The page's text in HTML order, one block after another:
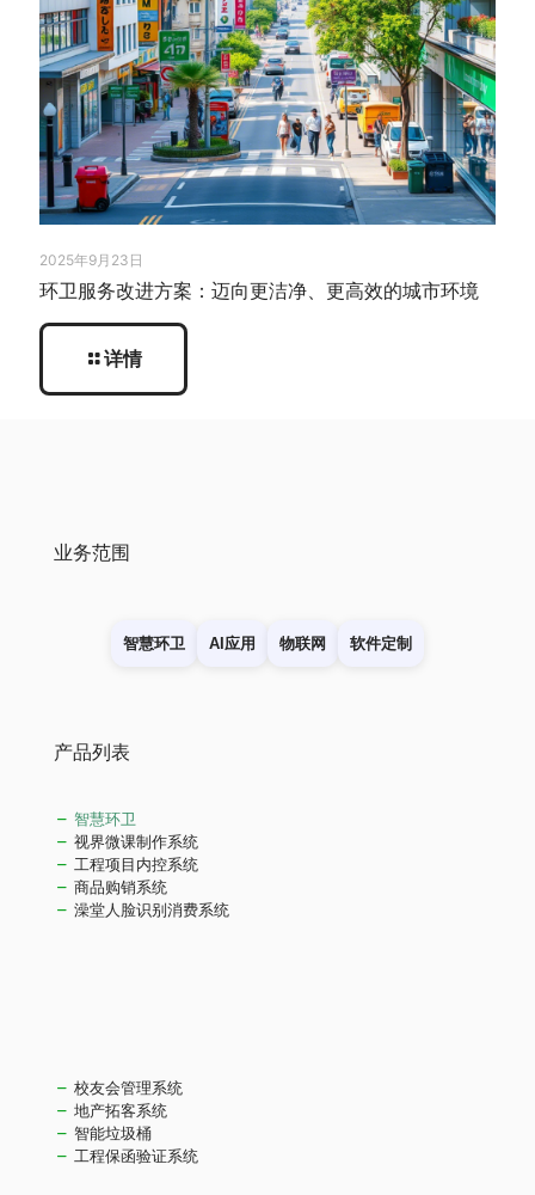
2025年9月23日
环卫服务改进方案：迈向更洁净、更高效的城市环境
详情
业务范围
智慧环卫 AI应用 物联网 软件定制
产品列表
智慧环卫
视界微课制作系统
工程项目内控系统
商品购销系统
澡堂人脸识别消费系统
校友会管理系统
地产拓客系统
智能垃圾桶
工程保函验证系统